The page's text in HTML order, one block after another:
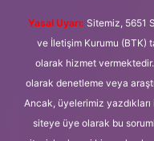
Yasal Uyarı: Sitemiz, 5651
ve İletişim Kurumu (BTK)
olarak hizmet
olarak denetleme veya
Ancak, üyelerimiz
siteye üye olarak bu